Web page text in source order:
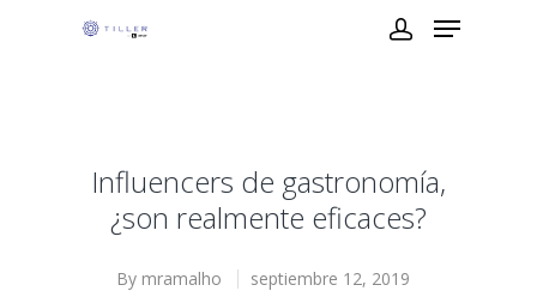
Influencers de gastronomía,
¿son realmente eficaces?
By mramalho
septiembre 12, 2019